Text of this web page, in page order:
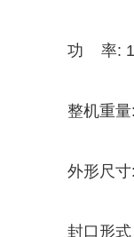
功 率:
整机重
外形尺
封口形